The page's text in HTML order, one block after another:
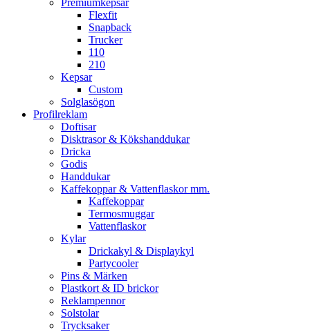
Premiumkepsar
Flexfit
Snapback
Trucker
110
210
Kepsar
Custom
Solglasögon
Profilreklam
Doftisar
Disktrasor & Kökshanddukar
Dricka
Godis
Handdukar
Kaffekoppar & Vattenflaskor mm.
Kaffekoppar
Termosmuggar
Vattenflaskor
Kylar
Drickakyl & Displaykyl
Partycooler
Pins & Märken
Plastkort & ID brickor
Reklampennor
Solstolar
Trycksaker